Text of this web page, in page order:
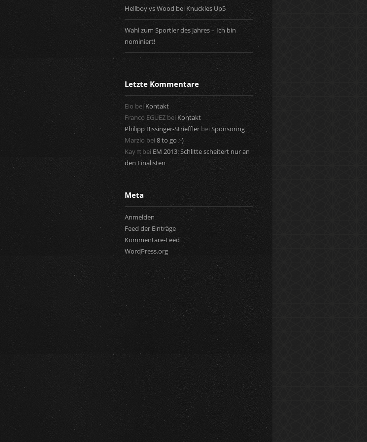
Hellboy vs Wood bei Knuckles Up5
Wahl zum Sportler des Jahres – Ich bin
nominiert!
Letzte Kommentare
Eio beiKontakt
Franco EGÜEZ bei Kontakt
Philipp Bissinger-Strieffler bei Sponsoring
Marzio bei 8 to go ;-)
Kay π bei EM 2013: Schlitte scheitert nur an
den Finalisten
Meta
Anmelden
Feed der Einträge
Kommentare-Feed
WordPress.org